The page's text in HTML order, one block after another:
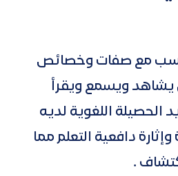
مع صفات وخصائص
يشاهد ويسمع ويقرأ
الحصيلة اللغوية لديه
دافعية التعلم مما
.